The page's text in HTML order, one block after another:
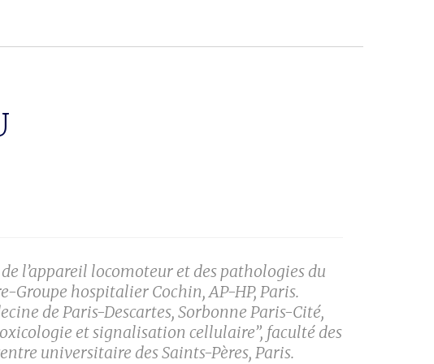
l’appareil locomoteur et des pathologies du
Groupe hospitalier Cochin, AP-HP, Paris.
de Paris-Descartes, Sorbonne Paris-Cité,
et signalisation cellulaire”, faculté des
universitaire des Saints-Pères, Paris.